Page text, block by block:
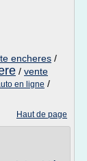
encheres /
/ vente
en ligne /
Haut de page